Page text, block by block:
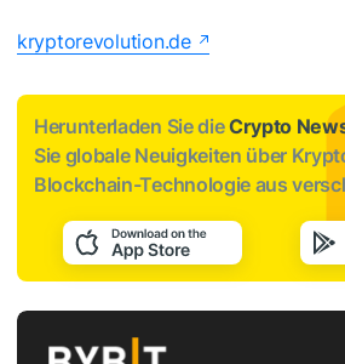
kryptorevolution.de
Herunterladen Sie dieCrypto
Sie globale Neuigkeiten über
Blockchain-Technologie aus